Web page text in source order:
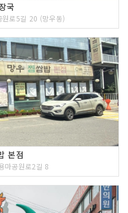
국
원로5길 20 (망우동)
본점
마공원로2길 8